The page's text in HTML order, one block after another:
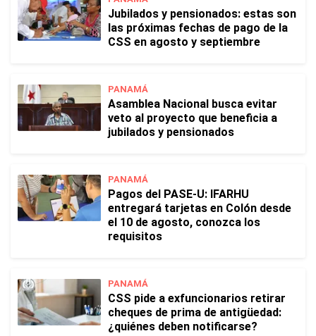
Jubilados y pensionados: estas son
las próximas fechas de pago de la
CSS en agosto y septiembre
PANAMÁ
Asamblea Nacional busca evitar
veto al proyecto que beneficia a
jubilados y pensionados
PANAMÁ
Pagos del PASE-U: IFARHU
entregará tarjetas en Colón desde
el 10 de agosto, conozca los
requisitos
PANAMÁ
CSS pide a exfuncionarios retirar
cheques de prima de antigüedad:
¿quiénes deben notificarse?